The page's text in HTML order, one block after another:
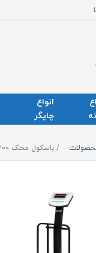
انواع
چاپگر
باسکول محک 300 کیلویی ثابت سینی گالوانیزه